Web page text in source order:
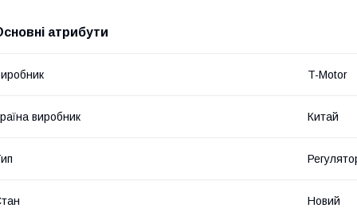
атрибути
T-Motor
виробник Китай
Новий